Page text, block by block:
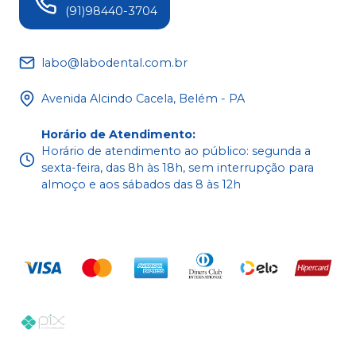
(91)98440-3704
labo@labodental.com.br
Avenida Alcindo Cacela, Belém - PA
Horário de Atendimento:
Horário de atendimento ao público: segunda a
sexta-feira, das 8h às 18h, sem interrupção para
almoço e aos sábados das 8 às 12h